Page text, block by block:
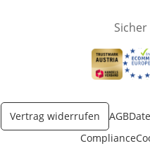
Öffnet in
Vertrag widerrufen AGB
Compliance